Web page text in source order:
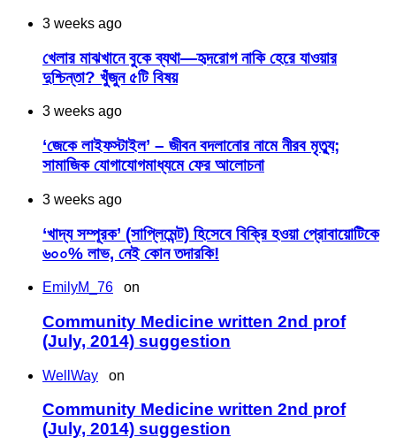
3 weeks ago
খেলার মাঝখানে বুকে ব্যথা—হৃদরোগ নাকি হেরে যাওয়ার
দুশ্চিন্তা? খুঁজুন ৫টি বিষয়
3 weeks ago
‘জেকে লাইফস্টাইল’ – জীবন বদলানোর নামে নীরব মৃত্যু;
সামাজিক যোগাযোগমাধ্যমে ফের আলোচনা
3 weeks ago
‘খাদ্য সম্পূরক’ (সাপ্লিমেন্ট) হিসেবে বিক্রি হওয়া প্রোবায়োটিকে
৬০০% লাভ, নেই কোন তদারকি!
EmilyM_76 on
Community Medicine written 2nd prof
(July, 2014) suggestion
WellWay on
Community Medicine written 2nd prof
(July, 2014) suggestion